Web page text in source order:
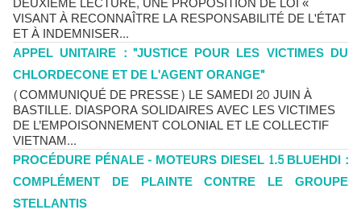
VISANT À RECONNAÎTRE LA RESPONSABILITÉ DE L'ÉTAT
ET À INDEMNISER...
APPEL UNITAIRE : "JUSTICE POUR LES VICTIMES DU
CHLORDECONE ET DE L'AGENT ORANGE"
(COMMUNIQUÉ DE PRESSE) LE SAMEDI 20 JUIN À
BASTILLE. DIASPORA SOLIDAIRES AVEC LES VICTIMES
DE L’EMPOISONNEMENT COLONIAL ET LE COLLECTIF
VIETNAM...
PROCÉDURE PÉNALE - MOTEURS DIESEL 1.5 BLUEHDI :
COMPLÉMENT DE PLAINTE CONTRE LE GROUPE
STELLANTIS